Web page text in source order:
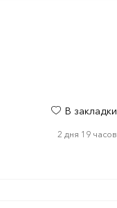
В закладки
2 дня 19 часов